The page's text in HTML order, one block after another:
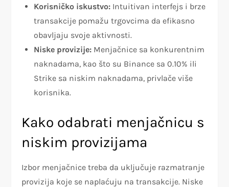
Korisničko iskustvo: Intuitivan interfejs i brze
transakcije pomažu trgovcima da efikasno
obavljaju svoje aktivnosti.
Niske provizije: Menjačnice sa konkurentnim
naknadama, kao što su Binance sa 0.10% ili
Strike sa niskim naknadama, privlače više
korisnika.
Kako odabrati menjačnicu s
niskim provizijama
Izbor menjačnice treba da uključuje razmatranje
provizija koje se naplaćuju na transakcije. Niske